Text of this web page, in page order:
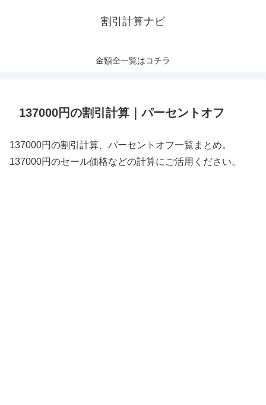
割引計算ナビ
金額全一覧はコチラ
137000円の割引計算｜パーセントオフ
137000円の割引計算、パーセントオフ一覧まとめ。
137000円のセール価格などの計算にご活用ください。